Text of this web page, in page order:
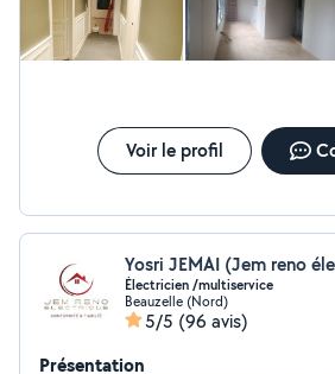
Voir le profil
Yosri JEMAI (Jem reno
Électricien /multiservice
Beauzelle (Nord)
5/5 (96 avis)
Présentation